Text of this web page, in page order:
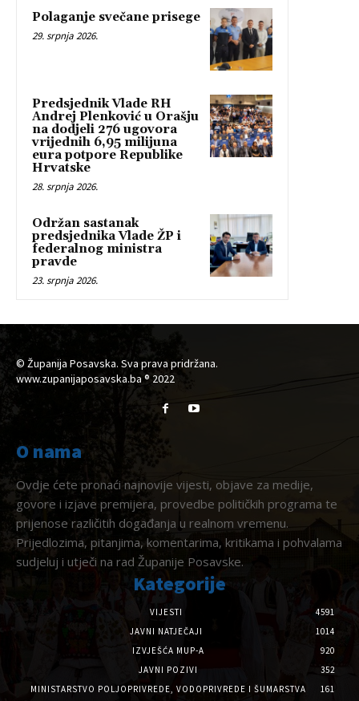
Polaganje svečane prisege
29. srpnja 2026.
Predsjednik Vlade RH
Andrej Plenković u Orašju
na dodjeli 276 ugovora
vrijednih 6,95 milijuna
eura potpore Republike
Hrvatske
28. srpnja 2026.
Održan sastanak
predsjednika Vlade ŽP i
federalnog ministra
pravde
23. srpnja 2026.
© Županija Posavska. Sva prava pridržana.
www.zupanijaposavska.ba ® 2022
O nama
Ovdje ćete pronaći najnovije vijesti, objave za medije,
govore i izjave premijera, provedbe političkih programa te
prijenose različitih događanja u realnom vremenu.
Prijedlozima, pitanjima, komentarima, kritikama i pohvalama
sudjeluj i utječi na rad Županije Posavske.
Kategorije
VIJESTI
4591
JAVNI NATJEČAJI
1014
IZVJEŠĆA MUP-A
920
JAVNI POZIVI
352
MINISTARSTVO POLJOPRIVREDE, VODOPRIVREDE I ŠUMARSTVA
161